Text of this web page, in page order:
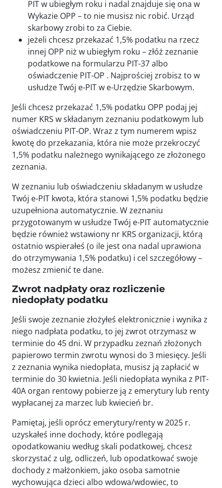
PIT w ubiegłym roku i nadal znajduje się ona w
Wykazie OPP – to nie musisz nic robić. Urząd
skarbowy zrobi to za Ciebie.
jeżeli chcesz przekazać 1,5% podatku na rzecz
innej OPP niż w ubiegłym roku – złóż zeznanie
podatkowe na formularzu PIT-37 albo
oświadczenie PIT-OP . Najprościej zrobisz to w
usłudze Twój e-PIT w e-Urzędzie Skarbowym.
Jeśli chcesz przekazać 1,5% podatku OPP podaj jej
numer KRS w składanym zeznaniu podatkowym lub
oświadczeniu PIT-OP. Wraz z tym numerem wpisz
kwotę do przekazania, która nie może przekroczyć
1,5% podatku należnego wynikającego ze złożonego
zeznania.
W zeznaniu lub oświadczeniu składanym w usłudze
Twój e-PIT kwota, która stanowi 1,5% podatku będzie
uzupełniona automatycznie. W zeznaniu
przygotowanym w usłudze Twój e-PIT automatycznie
będzie również wstawiony nr KRS organizacji, którą
ostatnio wspierałeś (o ile jest ona nadal uprawiona
do otrzymywania 1,5% podatku) i cel szczegółowy –
możesz zmienić te dane.
Zwrot nadpłaty oraz rozliczenie
niedopłaty podatku
Jeśli swoje zeznanie złożyłeś elektronicznie i wynika z
niego nadpłata podatku, to jej zwrot otrzymasz w
terminie do 45 dni. W przypadku zeznań złożonych
papierowo termin zwrotu wynosi do 3 miesięcy. Jeśli
z zeznania wynika niedopłata, musisz ją zapłacić w
terminie do 30 kwietnia. Jeśli niedopłata wynika z PIT-
40A organ rentowy pobierze ją z emerytury lub renty
wypłacanej za marzec lub kwiecień br.
Pamiętaj, jeśli oprócz emerytury/renty w 2025 r.
uzyskałeś inne dochody, które podlegają
opodatkowaniu według skali podatkowej, chcesz
skorzystać z ulg, odliczeń, lub opodatkować swoje
dochody z małżonkiem, jako osoba samotnie
wychowująca dzieci albo wdowa/wdowiec, to